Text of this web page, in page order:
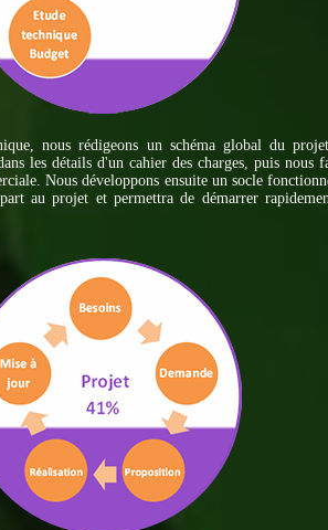
nous rédigeons un schéma global du
les détails d'un cahier des charges, puis nous
Nous développons ensuite un socle
au projet et permettra de démarrer